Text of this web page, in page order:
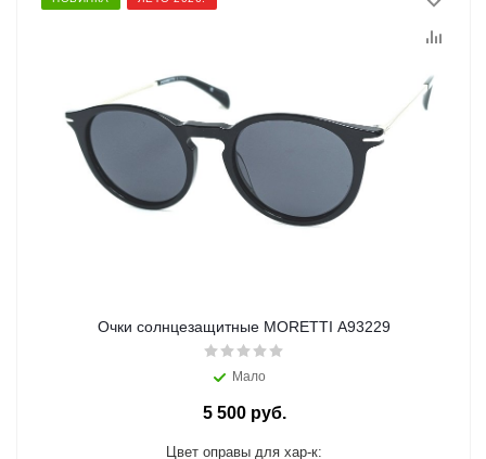
Очки солнцезащитные MORETTI A93229
Мало
5 500 руб.
Цвет оправы для хар-к: